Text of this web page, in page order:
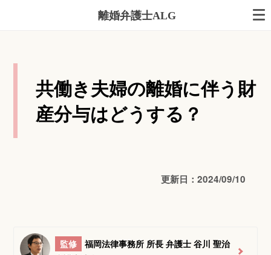
離婚弁護士ALG
共働き夫婦の離婚に伴う財
産分与はどうする？
更新日：2024/09/10
監修
福岡法律事務所 所長 弁護士 谷川 聖治